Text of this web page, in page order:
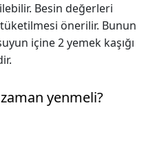
Besin değerleri
önerilir. Bunun
içine 2 yemek kaşığı
yenmeli?